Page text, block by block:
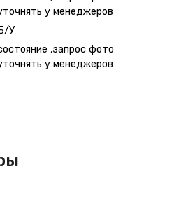
у менеджеров
Б/У
,запрос фото
у менеджеров